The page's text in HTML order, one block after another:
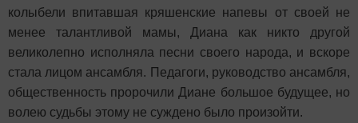
колыбели впитавшая кряшенские напевы от своей не
менее талантливой мамы, Диана как никто другой
великолепно исполняла песни своего народа, и вскоре
стала лицом ансамбля. Педагоги, руководство ансамбля,
общественность пророчили Диане большое будущее, но
волею судьбы этому не суждено было произойти.